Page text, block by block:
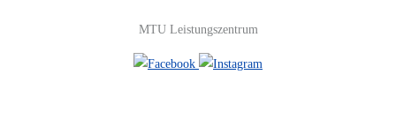
MTU Leistungszentrum